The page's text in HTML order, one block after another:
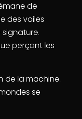
de
des voiles
perçant les
de la machine.
se